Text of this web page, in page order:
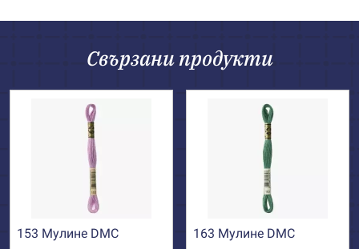
Свързани продукти
153 Мулине DMC 163 Мулине DMC